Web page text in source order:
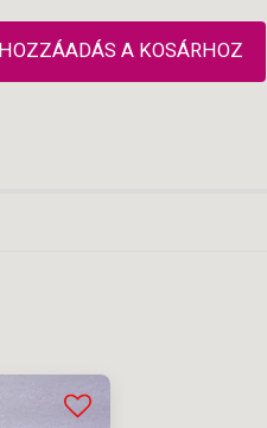
HOZZÁADÁS A KOSÁRHOZ